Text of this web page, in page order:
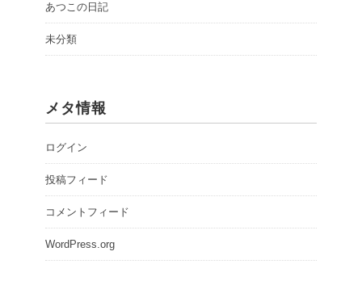
あつこの日記
未分類
メタ情報
ログイン
投稿フィード
コメントフィード
WordPress.org